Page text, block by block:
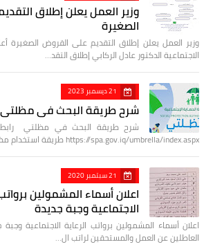
وزير العمل يعلن إطلاق
الصغيرة
وزير العمل يعلن إطلاق التقديم على القروض الصغيرة
الاجتماعية الدكتور عادل الركابي إطلاق التقد…
21 ديسمبر 2023
شرح طريقة البحث في مظلتي
شرح طريقة البحث في مظلتي
https://spa.gov.iq/umbrella/index.aspx طريقة استخدام مظلتي ادخل الى …
21 سبتمبر 2020
اعلان أسماء المشمولين
الاجتماعية وجبة جديدة
اعلان أسماء المشمولين برواتب الرعاية الاجتماعية
العاطلين عن العمل والمستحقين لراتب ال…